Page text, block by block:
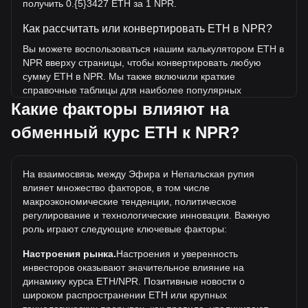
получить 0.{5}3427 ETH за 1 NPR.
Как рассчитать или конвертировать ETH в NPR?
Вы можете воспользоваться нашим калькулятором ETH в
NPR вверху страницы, чтобы конвертировать любую
сумму ETH в NPR. Мы также включили краткие
справочные таблицы для наиболее популярных
конвертаций. Например, 5 NPR эквивалентны 0.{4}1713
ETH, а 5 ETH будут стоить около 1,459,213.25NPR.
Какова самая высокая цена ETH/NPR в истории?
составляет ₨751,978.16. Еще неизвестно, превысит ли
стоимость 1 ETH в NPR текущий исторический максимум.
Какова динамика цен Эфира в NPR?
За последние 7 дней обменный курс Эфира (ETH) вырос
на 3.62%. За последний месяц обменный курс Эфира
валюте: Непальская рупия (NPR).
Какие факторы влияют на
обменный курс ETH к NPR?
На взаимосвязь между Эфира и Непальская рупия
влияет множество факторов, в том числе
макроэкономические тенденции, политическое
регулирование и технологические инновации. Важную
роль играют следующие ключевые факторы:
Настроения рынка.Настроения и уверенность
инвесторов оказывают значительное влияние на
динамику курса ETH/NPR. Позитивные новости о
широком распространении ETH или крупных